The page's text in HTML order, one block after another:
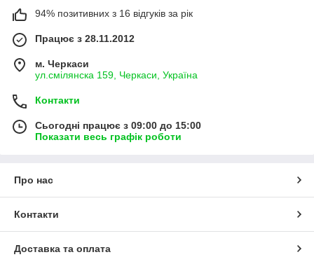
94% позитивних з 16 відгуків за рік
Працює з 28.11.2012
м. Черкаси
ул.смілянска 159, Черкаси, Україна
Контакти
Сьогодні працює з 09:00 до 15:00
Показати весь графік роботи
Про нас
Контакти
Доставка та оплата